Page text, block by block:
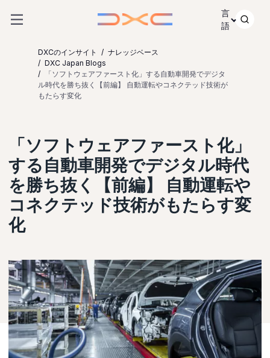
言
語
DXCのインサイト
ナレッジベース
DXC Japan Blogs
「ソフトウェアファースト化」する自動車開発でデジタ
ル時代を勝ち抜く【前編】 自動運転やコネクテッド技術が
もたらす変化
「ソフトウェアファースト化」
する自動車開発でデジタル時代
を勝ち抜く【前編】 自動運転や
コネクテッド技術がもたらす変
化